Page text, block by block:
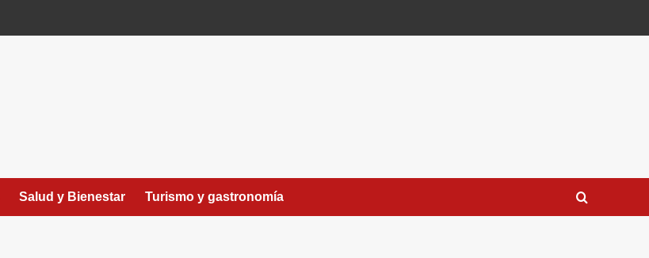
Salud y Bienestar Turismo y gastronomía